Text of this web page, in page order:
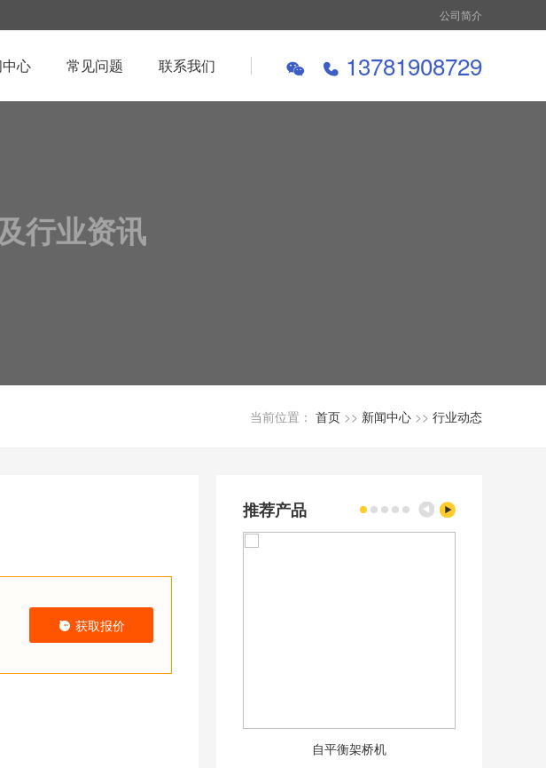
公司简介
13781908729
心 常见问题 联系我们
行业资讯
当前位置： 首页 >> 新闻中心 >> 行业动态
获取报价
推荐产品
自平衡架桥机